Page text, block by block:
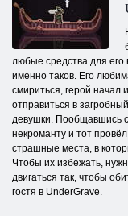
любые средства для
именно таков. Его
смириться, герой начал
отправиться в
девушки. Пообщавшись
некроманту и тот
страшные места, в
Чтобы их избежать,
двигаться так, чтобы
гостя в UnderGrave.